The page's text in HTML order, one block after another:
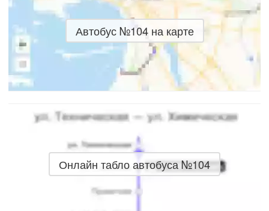
Автобус №104 на карте
Онлайн табло автобуса №104